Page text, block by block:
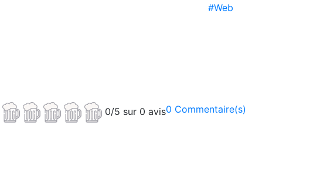
#Web
0 Commentaire(s)
0/5 sur 0 avis